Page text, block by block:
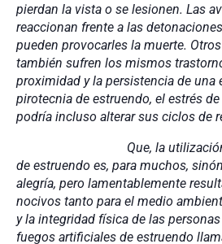
pierdan la vista o se lesionen. Las
reaccionan frente a las
pueden provocarles la muerte.
también sufren los mismos
proximidad y la persistencia de una
pirotecnia de estruendo, el estrés
podría incluso alterar sus ciclos de
Que, la utilización de
de estruendo es, para muchos,
alegría, pero lamentablemente
nocivos tanto para el medio
y la integridad física de las
fuegos artificiales de estruendo